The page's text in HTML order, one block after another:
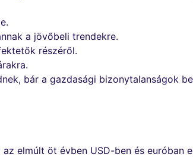
a jövőbeli trendekre.
részéről.
bár a gazdasági bizonytalanságok
elmúlt öt évben USD-ben és euróban